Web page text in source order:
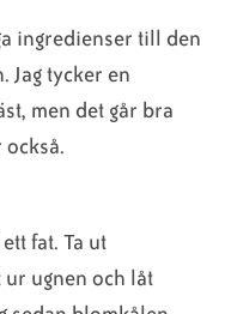
ingredienser till den
Jag tycker en
men det går bra
också.
fat. Ta ut
ugnen och låt